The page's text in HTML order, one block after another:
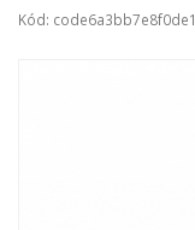
Kód: code6a3bb7e8f0de1